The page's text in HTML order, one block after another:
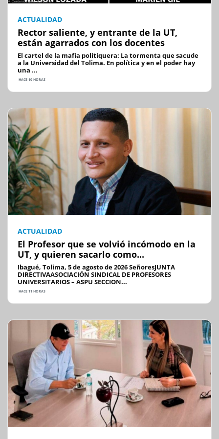
ACTUALIDAD
Rector saliente, y entrante de la UT,
están agarrados con los docentes
El cartel de la mafia politiquera: La tormenta que sacude
a la Universidad del Tolima. En política y en el poder hay
una ...
HACE 10 HORAS
ACTUALIDAD
El Profesor que se volvió incómodo en la
UT, y quieren sacarlo como...
Ibagué, Tolima, 5 de agosto de 2026 SeñoresJUNTA
DIRECTIVAASOCIACIÓN SINDICAL DE PROFESORES
UNIVERSITARIOS – ASPU SECCION...
HACE 11 HORAS